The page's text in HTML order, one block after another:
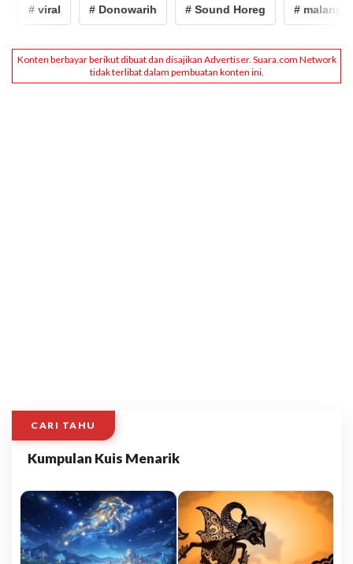
# viral # Donowarih # Sound Horeg # malang
CARI TAHU
Kumpulan Kuis Menarik